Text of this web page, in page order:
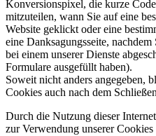
Konversionspixel, die kurze
mitzuteilen, wann Sie auf eine
Website geklickt oder eine
eine Danksagungsseite,
bei einem unserer Dienste
Formulare ausgefüllt haben).
Soweit nicht anders angegeben,
Cookies auch nach dem
Durch die Nutzung dieser
zur Verwendung unserer